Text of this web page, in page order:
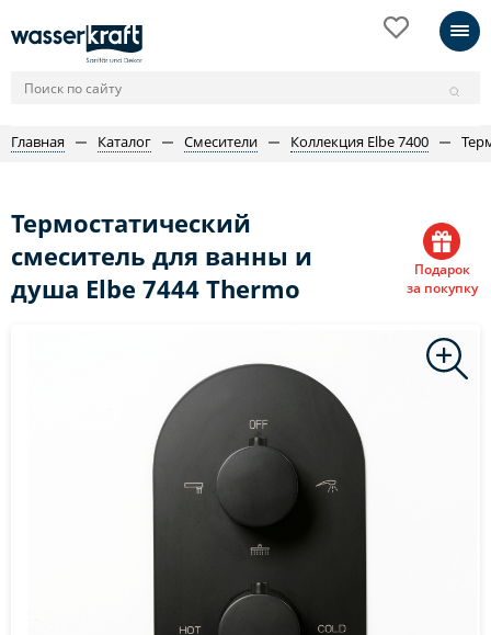
Главная Каталог Смесители Коллекция Elbe 7400
Термостатический
смеситель для ванны и
душа Elbe 7444 Thermo
Подарок
за покупку